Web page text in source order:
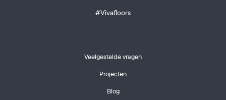
#Vivafloors
Veelgestelde vragen
Projecten
Blog